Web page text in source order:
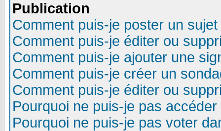
Publication
Comment puis-je poster un
Comment puis-je éditer ou
Comment puis-je ajouter une
Comment puis-je créer un
Comment puis-je éditer ou
Pourquoi ne puis-je pas
Pourquoi ne puis-je pas voter